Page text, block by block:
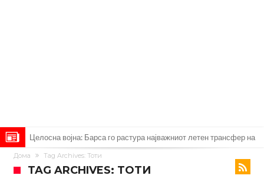
Целосна војна: Барса го растура најважниот летен трансфер на
Атлетико?!
Инфантино имал љубовница: Испливаа скандалозни
Дома Tag Archives: Тоти
TAG ARCHIVES: ТОТИ